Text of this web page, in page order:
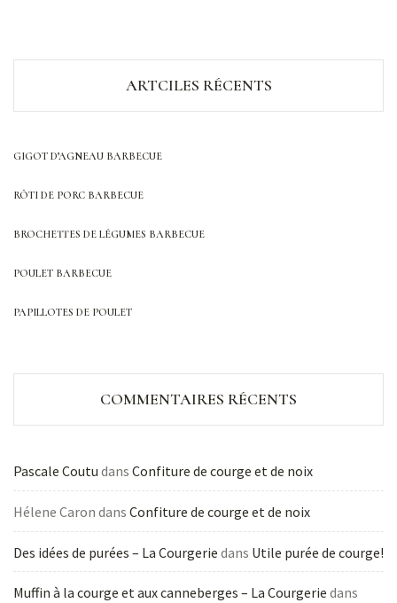
ARTCILES RÉCENTS
GIGOT D’AGNEAU BARBECUE
RÔTI DE PORC BARBECUE
BROCHETTES DE LÉGUMES BARBECUE
POULET BARBECUE
PAPILLOTES DE POULET
COMMENTAIRES RÉCENTS
Pascale Coutu dans Confiture de courge et de noix
Hélene Caron dans Confiture de courge et de noix
Des idées de purées – La Courgerie dans Utile purée de courge!
Muffin à la courge et aux canneberges – La Courgerie dans